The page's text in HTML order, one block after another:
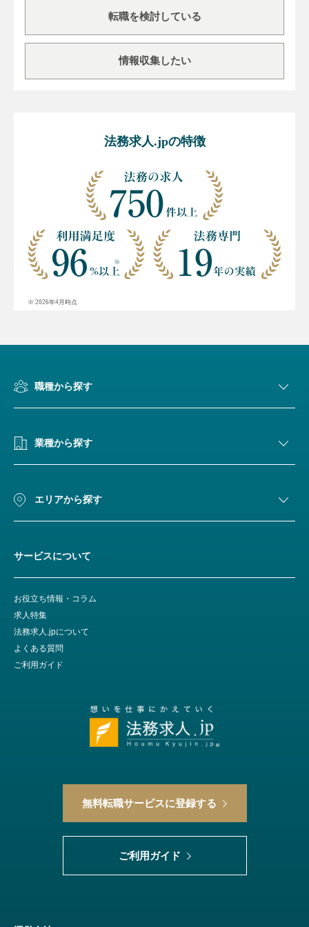
転職を検討している
情報収集したい
法務求人.jpの特徴
※ 2026年4月時点
無料転職サービスに登録する
ご利用ガイド
職種から探す
業種から探す
エリアから探す
サービスについて
お役立ち情報・コラム
求人特集
法務求人.jpについて
よくある質問
ご利用ガイド